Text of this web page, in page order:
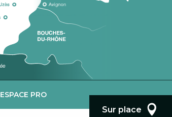
Sur place
ESPACE PRO